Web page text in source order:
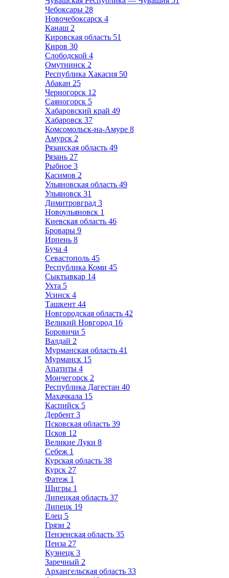
Чебоксары 28
Новочебоксарск 4
Канаш 2
Кировская область 51
Киров 30
Слободской 4
Омутнинск 2
Республика Хакасия 50
Абакан 25
Черногорск 12
Саяногорск 5
Хабаровский край 49
Хабаровск 37
Комсомольск-на-Амуре 8
Амурск 2
Рязанская область 49
Рязань 27
Рыбное 3
Касимов 2
Ульяновская область 49
Ульяновск 31
Димитровград 3
Новоульяновск 1
Киевская область 46
Бровары 9
Ирпень 8
Буча 4
Севастополь 45
Республика Коми 45
Сыктывкар 14
Ухта 5
Усинск 4
Ташкент 44
Новгородская область 42
Великий Новгород 16
Боровичи 5
Валдай 2
Мурманская область 41
Мурманск 15
Апатиты 4
Мончегорск 2
Республика Дагестан 40
Махачкала 15
Каспийск 5
Дербент 3
Псковская область 39
Псков 12
Великие Луки 8
Себеж 1
Курская область 38
Курск 27
Фатеж 1
Щигры 1
Липецкая область 37
Липецк 19
Елец 5
Грязи 2
Пензенская область 35
Пенза 27
Кузнецк 3
Заречный 2
Архангельская область 33